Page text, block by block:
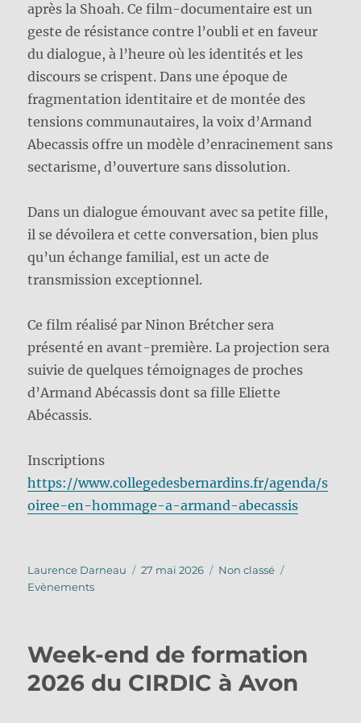
après la Shoah. Ce film-documentaire est un
geste de résistance contre l’oubli et en faveur
du dialogue, à l’heure où les identités et les
discours se crispent. Dans une époque de
fragmentation identitaire et de montée des
tensions communautaires, la voix d’Armand
Abecassis offre un modèle d’enracinement sans
sectarisme, d’ouverture sans dissolution.
Dans un dialogue émouvant avec sa petite fille,
il se dévoilera et cette conversation, bien plus
qu’un échange familial, est un acte de
transmission exceptionnel.
Ce film réalisé par Ninon Brétcher sera
présenté en avant-première. La projection sera
suivie de quelques témoignages de proches
d’Armand Abécassis dont sa fille Eliette
Abécassis.
Inscriptions
https://www.collegedesbernardins.fr/agenda/s
oiree-en-hommage-a-armand-abecassis
Auteur
Laurence Darneau
Publié
27 mai 2026 Catégories
Non classé
Evènements
Week-end de formation
2026 du CIRDIC à Avon